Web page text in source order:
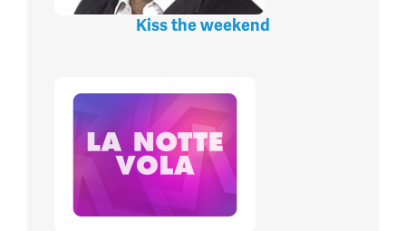
Kiss the weekend